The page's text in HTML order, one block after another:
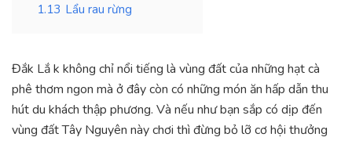
1.13 Lẩu rau rừng
Đắk Lắ k không chỉ nổi tiếng là vùng đất của những hạt cà
phê thơm ngon mà ở đây còn có những món ăn hấp dẫn thu
hút du khách thập phương. Và nếu như bạn sắp có dịp đến
vùng đất Tây Nguyên này chơi thì đừng bỏ lỡ cơ hội thưởng